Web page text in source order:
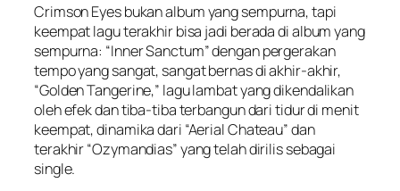
Crimson Eyesbukan album yang sempurna, tapi
keempat lagu terakhir bisa jadi beradadi album yang
sempurna: “Inner Sanctum” dengan pergerakan
tempo yang sangat, sangat bernas di akhir-akhir,
“Golden Tangerine,” lagu lambat yang dikendalikan
oleh efek dan tiba-tiba terbangun dari tidur di menit
keempat, dinamika dari “Aerial Chateau” dan
terakhir “Ozymandias” yang telah dirilis sebagai
single.